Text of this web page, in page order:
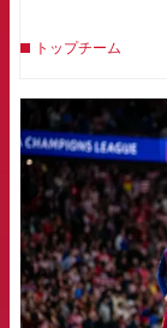
トップチーム